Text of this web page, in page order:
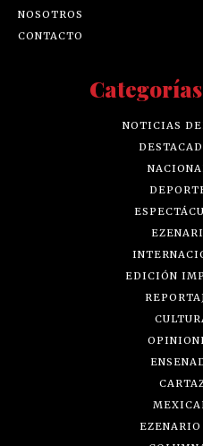
NOSOTROS
CONTACTO
NOTICIAS
EDICIÓN
EZENARIO